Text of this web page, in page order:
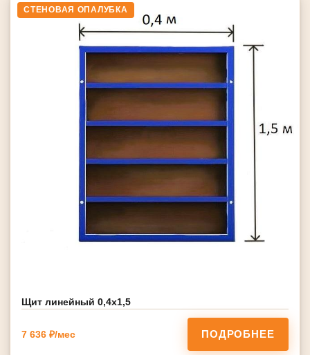
СТЕНОВАЯ ОПАЛУБКА
Щит линейный 0,4х1,5
7 636 ₽/мес ПОДРОБНЕЕ